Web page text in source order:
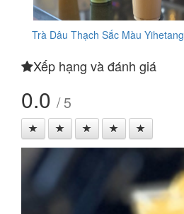
Trà Dâu Thạch Sắc Màu Yihetang
Xếp hạng và đánh giá
0.0 / 5